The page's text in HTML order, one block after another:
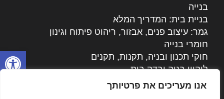
פתח
אנו מעריכים את פרטיותך
בנייה
בניית בית: המדריך המלא
גמר: עיצוב פנים, אבזור, ריהוט פיתוח וגינון
חומרי בנייה
חוקי תכנון ובניה, תקנות, תקנים
ליקויי בניה ובדק בית
נדל"ן: זכויות, אגרות ועסקאות